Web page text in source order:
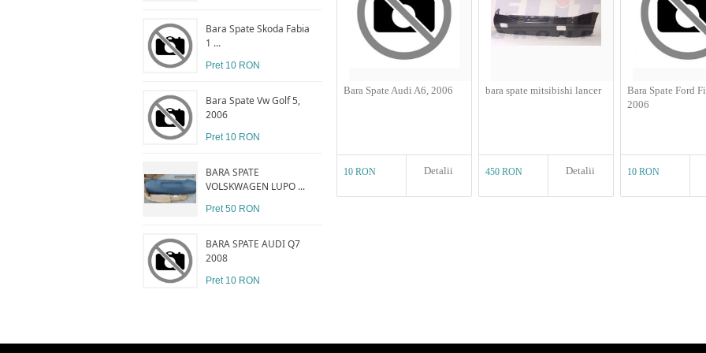
Bara Spate Skoda Fabia
1 ...
Pret 10 RON
Bara Spate Vw Golf 5,
2006
Pret 10 RON
BARA SPATE
VOLSKWAGEN LUPO ...
Pret 50 RON
BARA SPATE AUDI Q7
2008
Pret 10 RON
Bara Spate Audi A6, 2006
10 RON Detalii
bara spate mitsibishi lancer
450 RON Detalii
Bara Spate Ford
2006
10 RON